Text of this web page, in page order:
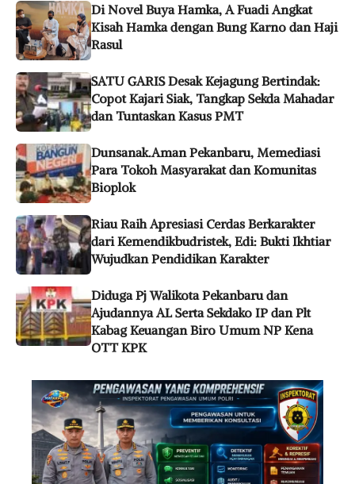
Di Novel Buya Hamka, A Fuadi Angkat
Kisah Hamka dengan Bung Karno dan Haji
Rasul
SATU GARIS Desak Kejagung Bertindak:
Copot Kajari Siak, Tangkap Sekda Mahadar
dan Tuntaskan Kasus PMT
Dunsanak.Aman Pekanbaru, Memediasi
Para Tokoh Masyarakat dan Komunitas
Bioplok
Riau Raih Apresiasi Cerdas Berkarakter
dari Kemendikbudristek, Edi: Bukti Ikhtiar
Wujudkan Pendidikan Karakter
Diduga Pj Walikota Pekanbaru dan
Ajudannya AL Serta Sekdako IP dan Plt
Kabag Keuangan Biro Umum NP Kena
OTT KPK